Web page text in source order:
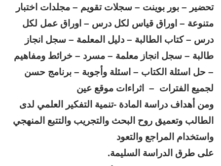
تحضير – بور بوينت – سجلات تقويم – مجلدات اختبار
متنوعة – اوراق قياس لكل درس – اوراق عمل لكل
درس – كتاب الطالبة – دليل المعلمة – سجل انجاز
طالبة – سجل انجاز معلمة – مسرد – خرائط ومفاهيم
– حل اسئلة الكتاب – اسئلة وأجوبة – برنامج حسن
لجميع الفترات – اثراءات موقع عين
ومن أهداف دراسة المادة -تنمية التفكير العلمي لدى
الطالب وتعميق روح البحث والتجريب والتتبع المنهجي
واستخدام المراجع والتعود
على طرق الدراسة السليمة.